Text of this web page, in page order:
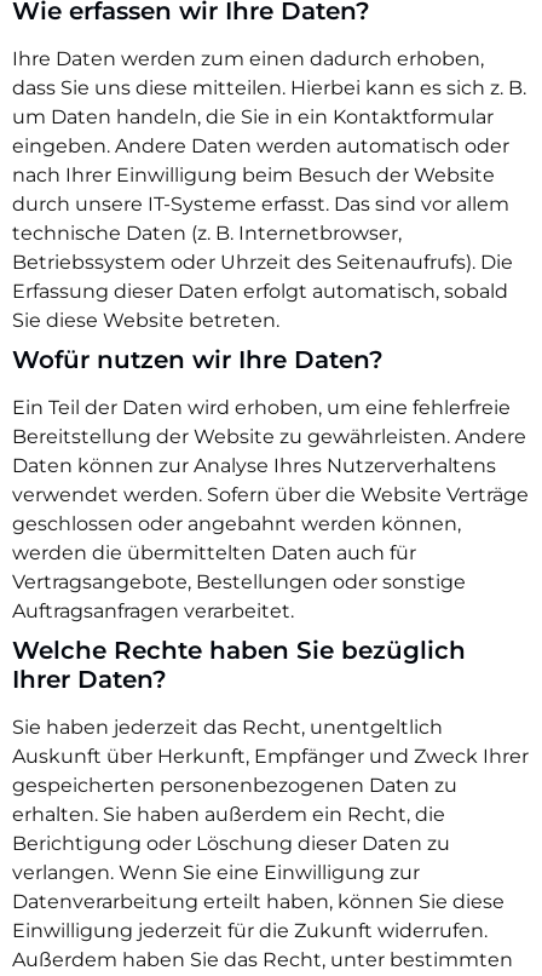
Wie erfassen wir Ihre Daten?
Ihre Daten werden zum einen dadurch erhoben,
dass Sie uns diese mitteilen. Hierbei kann es sich z. B.
um Daten handeln, die Sie in ein Kontaktformular
eingeben. Andere Daten werden automatisch oder
nach Ihrer Einwilligung beim Besuch der Website
durch unsere IT-Systeme erfasst. Das sind vor allem
technische Daten (z. B. Internetbrowser,
Betriebssystem oder Uhrzeit des Seitenaufrufs). Die
Erfassung dieser Daten erfolgt automatisch, sobald
Sie diese Website betreten.
Wofür nutzen wir Ihre Daten?
Ein Teil der Daten wird erhoben, um eine fehlerfreie
Bereitstellung der Website zu gewährleisten. Andere
Daten können zur Analyse Ihres Nutzerverhaltens
verwendet werden. Sofern über die Website Verträge
geschlossen oder angebahnt werden können,
werden die übermittelten Daten auch für
Vertragsangebote, Bestellungen oder sonstige
Auftragsanfragen verarbeitet.
Welche Rechte haben Sie bezüglich
Ihrer Daten?
Sie haben jederzeit das Recht, unentgeltlich
Auskunft über Herkunft, Empfänger und Zweck Ihrer
gespeicherten personenbezogenen Daten zu
erhalten. Sie haben außerdem ein Recht, die
Berichtigung oder Löschung dieser Daten zu
verlangen. Wenn Sie eine Einwilligung zur
Datenverarbeitung erteilt haben, können Sie diese
Einwilligung jederzeit für die Zukunft widerrufen.
Außerdem haben Sie das Recht, unter bestimmten